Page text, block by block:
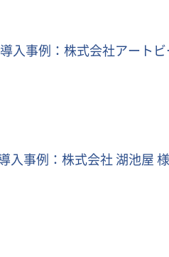
事例：株式会社アートビ
事例：株式会社 湖池屋 様